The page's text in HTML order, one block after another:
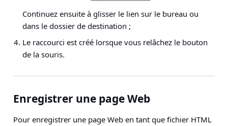
Continuez ensuite à glisser le lien sur le bureau ou
dans le dossier de destination ;
Le raccourci est créé lorsque vous relâchez le bouton
de la souris.
Enregistrer une page Web
Pour enregistrer une page Web en tant que fichier HTML